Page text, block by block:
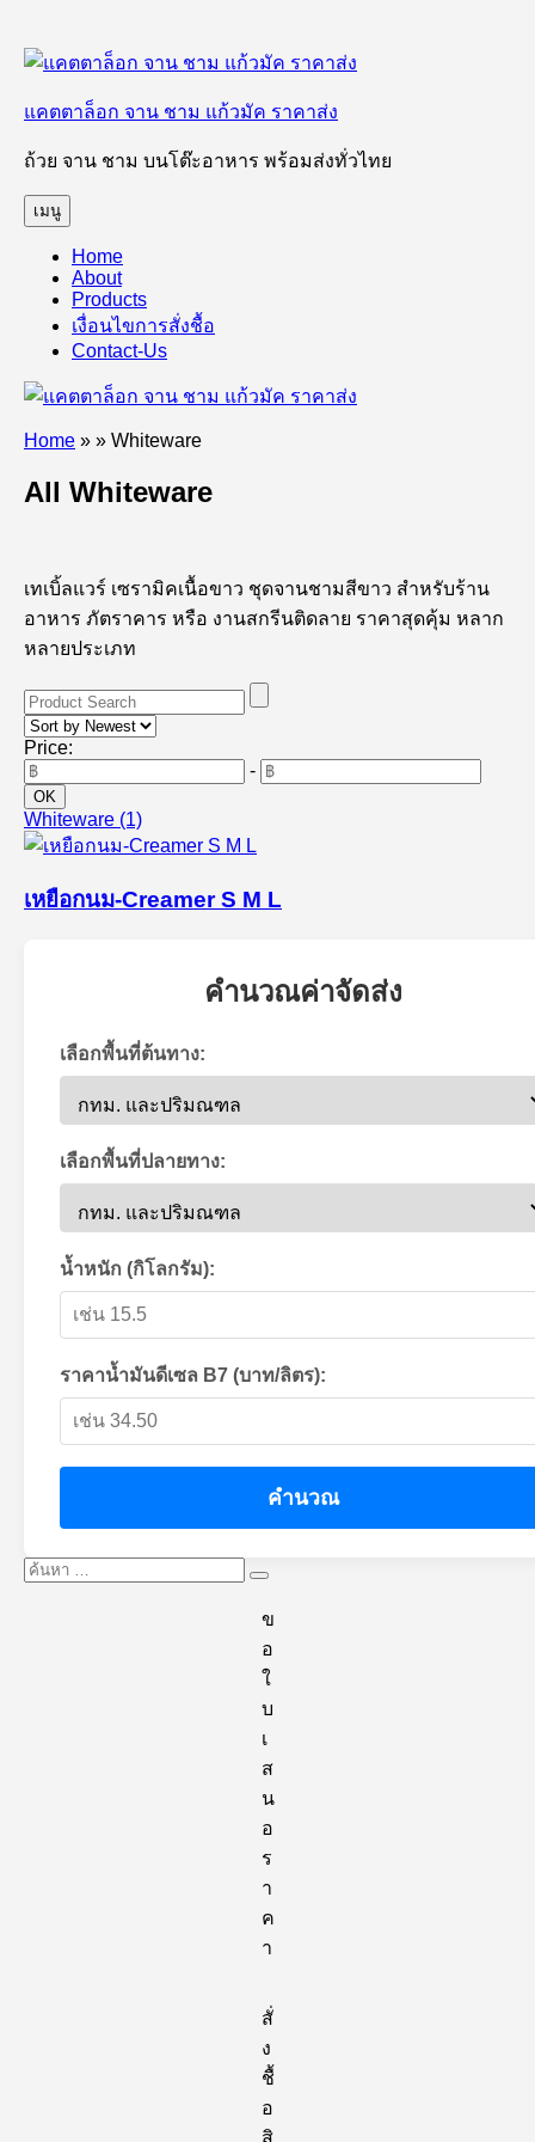
ข้าม
ยัง
บทความ
แคตตาล็อก จาน ชาม แก้วมัค ราคาส่ง
ถ้วย จาน ชาม บนโต๊ะอาหาร พร้อมส่งทั่วไทย
เมนู
Home
About
Products
เงื่อนไขการสั่งชื้อ
Contact-Us
Home » » Whiteware
All Whiteware
เทเบิ้ลแวร์ เซรามิคเนื้อขาว ชุดจานชามสีขาว สำหรับร้าน
อาหาร ภัตราคาร หรือ งานสกรีนติดลาย ราคาสุดคุ้ม หลาก
หลายประเภท
Price:
-
Whiteware (1)
เหยือกนม-Creamer S M L
คำนวณค่าจัดส่ง
เลือกพื้นที่ต้นทาง:
เลือกพื้นที่ปลายทาง:
น้ำหนัก (กิโลกรัม):
ราคาน้ำมันดีเซล B7 (บาท/ลิตร):
คำนวณ
ค้นหา:
ข
อ
ใ
บ
เ
ส
น
อ
ร
า
ค
า
สั่
ง
ชื้
อ
สิ